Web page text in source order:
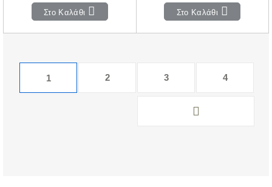
Στο Καλάθι Στο Καλάθι
1 2 3 4